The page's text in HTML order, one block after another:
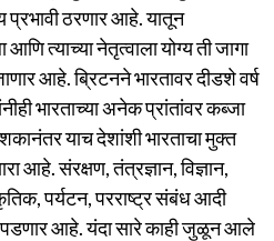
प्रभावी ठरणार आहे. यातून
त्याच्या नेतृत्वाला योग्य ती जागा
आहे. ब्रिटनने भारतावर दीडशे वर्ष
भारताच्या अनेक प्रांतांवर कब्जा
याच देशांशी भारताचा मुक्त
आहे. संरक्षण, तंत्रज्ञान, विज्ञान,
पर्यटन, परराष्ट्र संबंध आदी
पडणार आहे. यंदा सारे काही जुळून आले